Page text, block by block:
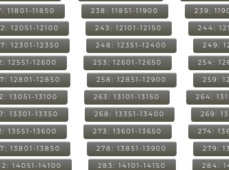
11801-11850 238: 11851-11900 239:
12051-12100 243: 12101-12150 244:
12301-12350 248: 12351-12400 249:
12551-12600 253: 12601-12650 254:
12801-12850 258: 12851-12900 259:
13051-13100 263: 13101-13150 264:
13301-13350 268: 13351-13400 269:
13551-13600 273: 13601-13650 274:
13801-13850 278: 13851-13900 279:
14051-14100 283: 14101-14150 284: